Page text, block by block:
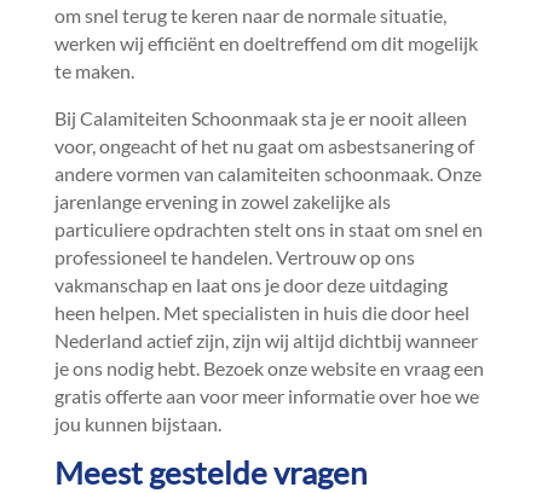
om snel terug te keren naar de normale situatie,
werken wij efficiënt en doeltreffend om dit mogelijk
te maken.​
Bij Calamiteiten Schoonmaak sta je er nooit alleen
voor, ongeacht of het nu gaat om asbestsanering of
andere vormen van calamiteiten schoonmaak.​ Onze
jarenlange ervening in zowel zakelijke als
particuliere opdrachten stelt ons in staat om snel en
professioneel te handelen.​ Vertrouw op ons
vakmanschap en laat ons je door deze uitdaging
heen helpen.​ Met specialisten in huis die door heel
Nederland actief zijn, zijn wij altijd dichtbij wanneer
je ons nodig hebt.​ Bezoek onze website en vraag een
gratis offerte aan voor meer informatie over hoe we
jou kunnen bijstaan.​
Meest gestelde vragen